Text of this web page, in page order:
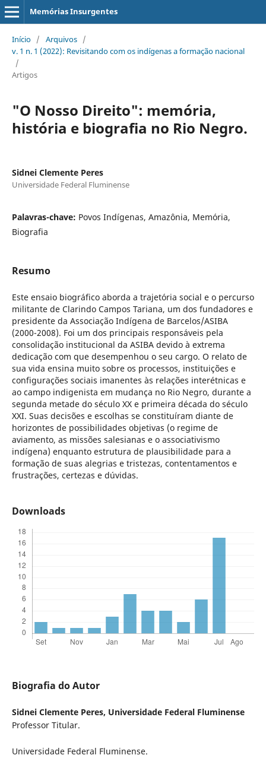
Memórias Insurgentes
Início / Arquivos /
v. 1 n. 1 (2022): Revisitando com os indígenas a formação nacional
/
Artigos
"O Nosso Direito": memória,
história e biografia no Rio Negro.
Sidnei Clemente Peres
Universidade Federal Fluminense
Palavras-chave: Povos Indígenas, Amazônia, Memória,
Biografia
Resumo
Este ensaio biográfico aborda a trajetória social e o percurso
militante de Clarindo Campos Tariana, um dos fundadores e
presidente da Associação Indígena de Barcelos/ASIBA
(2000-2008). Foi um dos principais responsáveis pela
consolidação institucional da ASIBA devido à extrema
dedicação com que desempenhou o seu cargo. O relato de
sua vida ensina muito sobre os processos, instituições e
configurações sociais imanentes às relações interétnicas e
ao campo indigenista em mudança no Rio Negro, durante a
segunda metade do século XX e primeira década do século
XXI. Suas decisões e escolhas se constituíram diante de
horizontes de possibilidades objetivas (o regime de
aviamento, as missões salesianas e o associativismo
indígena) enquanto estrutura de plausibilidade para a
formação de suas alegrias e tristezas, contentamentos e
frustrações, certezas e dúvidas.
Downloads
Biografia do Autor
Sidnei Clemente Peres, Universidade Federal Fluminense
Professor Titular.
Universidade Federal Fluminense.